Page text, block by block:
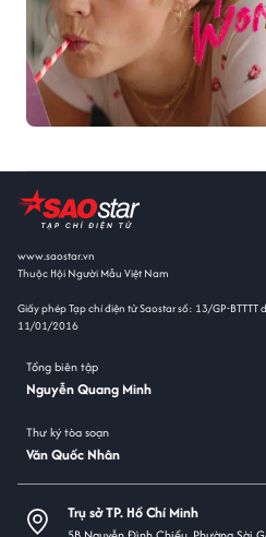
www.saostar.vn
Thuộc Hội Người Mẫu Việt Nam
Giấy phép Tạp chí điện tử Saostar số: 13/GP-
11/01/2016
Tổng biên tập
Nguyễn Quang Minh
Thư ký tòa soạn
Văn Quốc Nhân
Trụ sở TP. Hồ Chí Minh